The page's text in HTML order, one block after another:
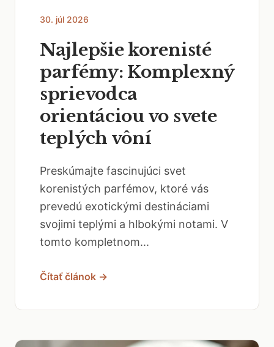
30. júl 2026
Najlepšie korenisté
parfémy: Komplexný
sprievodca
orientáciou vo svete
teplých vôní
Preskúmajte fascinujúci svet
korenistých parfémov, ktoré vás
prevedú exotickými destináciami
svojimi teplými a hlbokými notami. V
tomto kompletnom...
Čítať článok →